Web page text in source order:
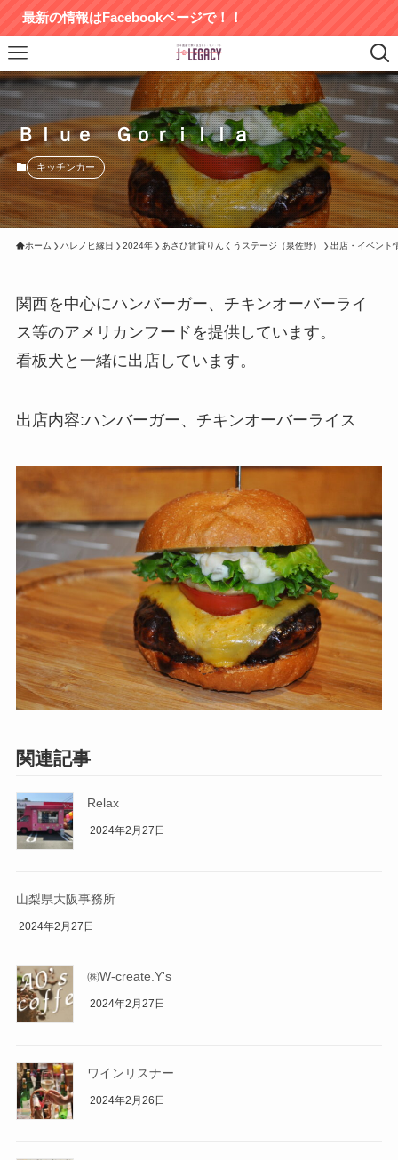
報はFacebookページで！！
Ｂｌｕｅ Ｇｏｒｉｌｌａ
キッチンカー
ホーム ハレノヒ縁日 2024年 あさひ賃貸りんくうステージ（泉佐野） 出店・イベント
関西を中心にハンバーガー、チキンオーバーライ
ス等のアメリカンフードを提供しています。
看板犬と一緒に出店しています。
出店内容:ハンバーガー、チキンオーバーライス
関連記事
Relax
2024年2月27日
山梨県大阪事務所
2024年2月27日
㈱W-create.Y's
2024年2月27日
ワインリスナー
2024年2月26日